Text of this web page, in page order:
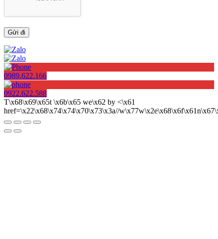
0989.622.166
0922.622.588
T\x68\x69\x65t \x6b\x65 we\x62 by <\x61
href=\x22\x68\x74\x74\x70\x73\x3a//